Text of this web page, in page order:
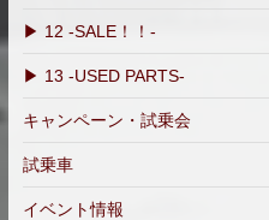
▶ 12 -SALE！！-
▶ 13 -USED PARTS-
キャンペーン・試乗会
試乗車
イベント情報